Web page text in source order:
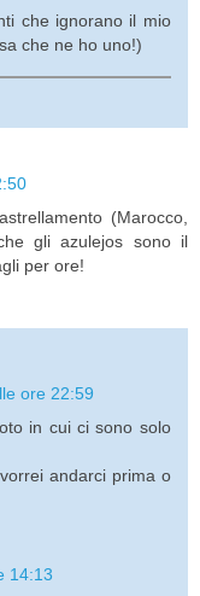
che ignorano il mio
che ne ho uno!)
(Marocco,
gli azulejos sono il
per ore!
ore 22:59
in cui ci sono solo
andarci prima o
14:13